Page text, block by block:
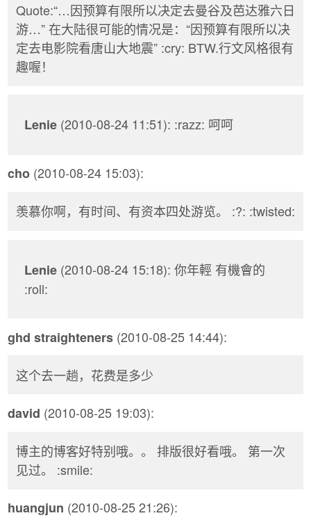
Quote:“…因预算有限所以决定去曼谷及芭达雅六日
游…” 在大陆很可能的情况是：“因预算有限所以决
定去电影院看唐山大地震” :cry: BTW.行文风格很有
趣喔！
Lenie (2010-08-24 11:51): :razz: 呵呵
cho (2010-08-24 15:03):
羡慕你啊，有时间、有资本四处游览。 :?: :twisted:
Lenie (2010-08-24 15:18): 你年輕 有機會的
:roll:
ghd straighteners (2010-08-25 14:44):
这个去一趟，花费是多少
david (2010-08-25 19:03):
博主的博客好特别哦。。 排版很好看哦。 第一次
见过。 :smile:
huangjun (2010-08-25 21:26):